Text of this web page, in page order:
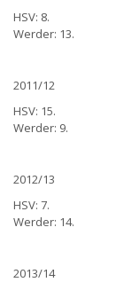
HSV: 8.
Werder: 13.
2011/12
HSV: 15.
Werder: 9.
2012/13
HSV: 7.
Werder: 14.
2013/14